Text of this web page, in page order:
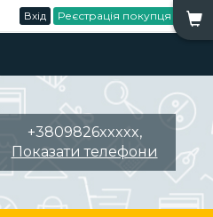
Вхід Реєстрація покупця
+3809826xxxxx,
Показати телефони